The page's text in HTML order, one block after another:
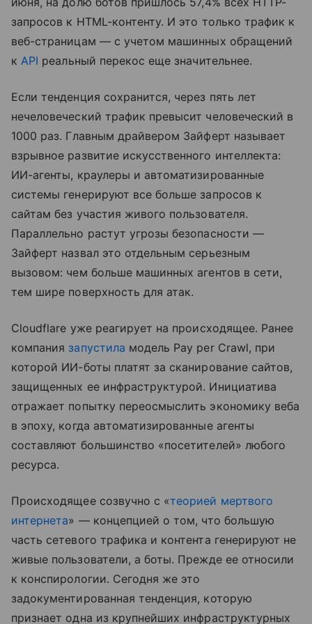
запросов к HTML-контенту. И это только трафик к
веб-страницам — с учетом машинных обращений
к API реальный перекос еще значительнее.
Если тенденция сохранится, через пять лет
нечеловеческий трафик превысит человеческий в
1000 раз. Главным драйвером Зайферт называет
взрывное развитие искусственного интеллекта:
ИИ-агенты, краулеры и автоматизированные
системы генерируют все больше запросов к
сайтам без участия живого пользователя.
Параллельно растут угрозы безопасности —
Зайферт назвал это отдельным серьезным
вызовом: чем больше машинных агентов в сети,
тем шире поверхность для атак.
Cloudflare уже реагирует на происходящее. Ранее
компания запустила модель Pay per Crawl, при
которой ИИ-боты платят за сканирование сайтов,
защищенных ее инфраструктурой. Инициатива
отражает попытку переосмыслить экономику веба
в эпоху, когда автоматизированные агенты
составляют большинство «посетителей» любого
ресурса.
Происходящее созвучно с «теорией мертвого
интернета» — концепцией о том, что большую
часть сетевого трафика и контента генерируют не
живые пользователи, а боты. Прежде ее относили
к конспирологии. Сегодня же это
задокументированная тенденция, которую
признает одна из крупнейших инфраструктурных